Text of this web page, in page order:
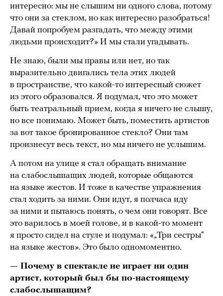
интересно: мы не слышим ни одного слова, потому
что они за стеклом, но как интересно разобраться!
Давай попробуем разгадать, что между этими
людьми происходит?» И мы стали угадывать.
Не знаю, были мы правы или нет, но так
выразительно двигались тела этих людей
в пространстве, что какой-то интересный сюжет
из этого образовался. Я подумал, что это может
быть театральный прием, когда я ничего не слышу,
но все понимаю. Может быть, поместить артистов
за вот такое бронированное стекло? Они там
произнесут весь текст, но мы ничего не услышим.
А потом на улице я стал обращать внимание
на слабослышащих людей, которые общаются
на языке жестов. И тоже в качестве упражнения
стал ходить за ними. Они идут, я полчаса иду
за ними и пытаюсь понять, о чем они говорят. Все
это варилось в моей голове, и в какой-то момент
я просто сидел на стуле и подумал: «„Три сестры“
на языке жестов». Это было одномоментно.
— Почему в спектакле не играет ни один
артист, который был бы по-настоящему
слабослышащим?